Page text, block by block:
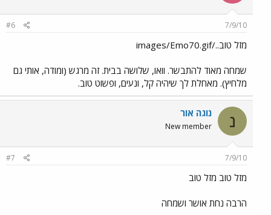
7/9/10
#6
מזל טוב../images/Emo70.gif
שמחה מאוד להתבשר. וואו, שלושה בבית. זה מרגש (ומודה, אותי גם
מלחיץ). מאחלת לך שיהיה קל, ונעים, ופשוט טוב.
נ נוגה אור
New member
7/9/10
#7
מזל טוב מזל טוב
הרבה נחת אושר ושמחה